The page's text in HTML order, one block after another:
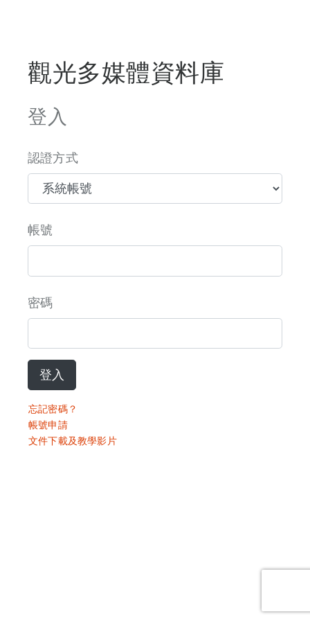
觀光多媒體資料庫
登入
認證方式
帳號
密碼
登入
忘記密碼？
帳號申請
文件下載及教學影片